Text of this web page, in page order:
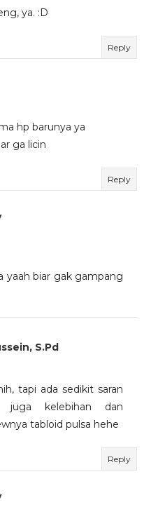
ya. :D
Reply
hp barunya ya
ga licin
Reply
yaah biar gak gampang
S.Pd
tapi ada sedikit saran
juga kelebihan dan
tabloid pulsa hehe
Reply